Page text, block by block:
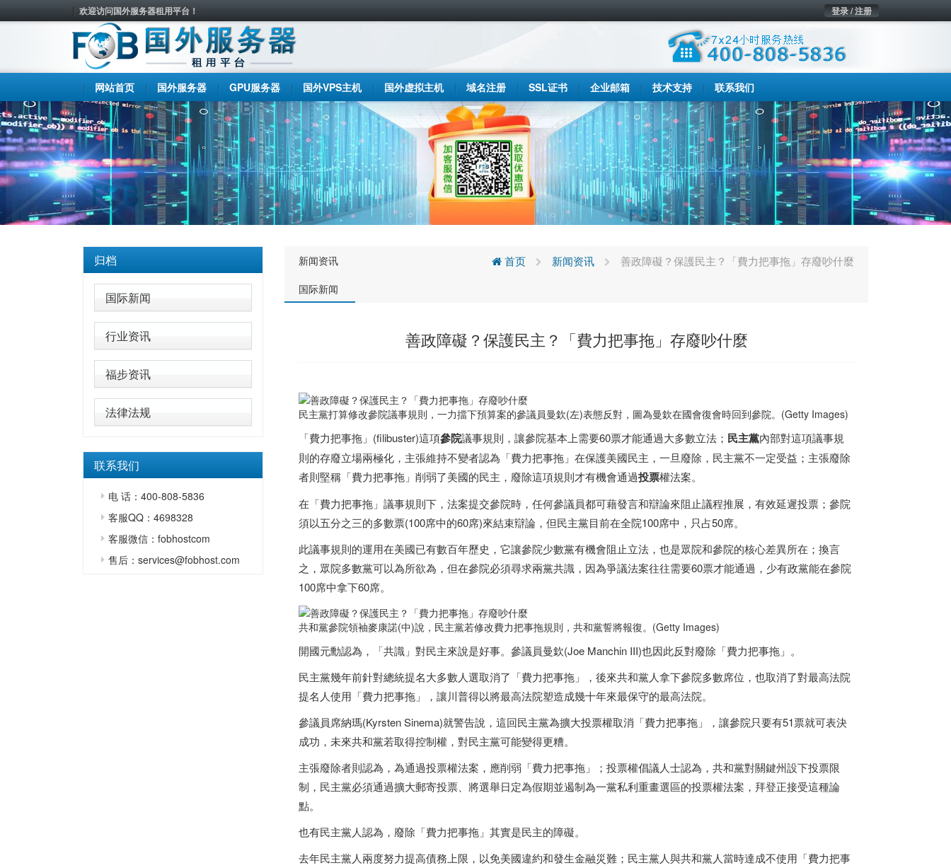
欢迎访问国外服务器租用平台！ 登录 / 注册
网站首页 国外服务器 GPU服务器 国外VPS主机 国外虚拟主机 域名注册 SSL证书 企业邮箱 技术支持 联系我们
归档
国际新闻
行业资讯
福步资讯
法律法规
联系我们
电 话：400-808-5836
客服QQ：4698328
客服微信：fobhostcom
售后：services@fobhost.com
新闻资讯
国际新闻
首页 新闻资讯 善政障礙？保護民主？「費力把事拖」存廢吵什麼
善政障礙？保護民主？「費力把事拖」存廢吵什麼
民主黨打算修改參院議事規則，一力擋下預算案的參議員曼欽(左)表態反對，圖為曼欽在國會復會時回到參院。(Getty Images)
「費力把事拖」(filibuster)這項參院議事規則，讓參院基本上需要60票才能通過大多數立法； 民主黨內部對這項議事規
則的存廢立場兩極化，主張維持不變者認為「費力把事拖」在保護美國民主，一旦廢除，民主黨不一定受益；主張廢除
者則堅稱「費力把事拖」削弱了美國的民主，廢除這項規則才有機會通過投票權法案。
在「費力把事拖」議事規則下，法案提交參院時，任何參議員都可藉發言和辯論來阻止議程推展，有效延遲投票；參院
須以五分之三的多數票(100席中的60席)來結束辯論，但民主黨目前在全院100席中，只占50席。
此議事規則的運用在美國已有數百年歷史，它讓參院少數黨有機會阻止立法，也是眾院和參院的核心差異所在；換言
之，眾院多數黨可以為所欲為，但在參院必須尋求兩黨共識，因為爭議法案往往需要60票才能通過，少有政黨能在參院
100席中拿下60席。
共和黨參院領袖麥康諾(中)說，民主黨若修改費力把事拖規則，共和黨誓將報復。(Getty Images)
開國元勳認為，「共識」對民主來說是好事。參議員曼欽(Joe Manchin III)也因此反對廢除「費力把事拖」。
民主黨幾年前針對總統提名大多數人選取消了「費力把事拖」，後來共和黨人拿下參院多數席位，也取消了對最高法院
提名人使用「費力把事拖」，讓川普得以將最高法院塑造成幾十年來最保守的最高法院。
參議員席納瑪(Kyrsten Sinema)就警告說，這回民主黨為擴大投票權取消「費力把事拖」，讓參院只要有51票就可表決
成功，未來共和黨若取得控制權，對民主黨可能變得更糟。
主張廢除者則認為，為通過投票權法案，應削弱「費力把事拖」；投票權倡議人士認為，共和黨對關鍵州設下投票限
制，民主黨必須通過擴大郵寄投票、將選舉日定為假期並遏制為一黨私利重畫選區的投票權法案，拜登正接受這種論
點。
也有民主黨人認為，廢除「費力把事拖」其實是民主的障礙。
去年民主黨人兩度努力提高債務上限，以免美國違約和發生金融災難；民主黨人與共和黨人當時達成不使用「費力把事